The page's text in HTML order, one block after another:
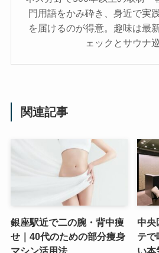
門用語をかみ砕き、⾝近で実
を届けるのが得意。趣味は最
ェックとサウナ巡
関連記事
銀座駅近で二の腕・背中痩
せ｜40代のための部分痩身
マシン活用法
中央
テで
い本